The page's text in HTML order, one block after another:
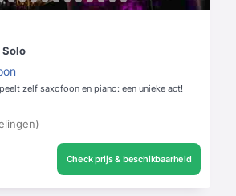
Solo
zelf saxofoon en piano: een unieke act!
Check prijs & beschikbaarheid